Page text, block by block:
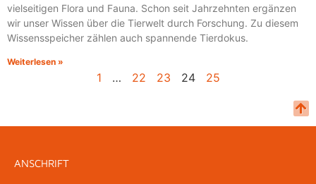
vielseitigen Flora und Fauna. Schon seit Jahrzehnten ergänzen
wir unser Wissen über die Tierwelt durch Forschung. Zu diesem
Wissensspeicher zählen auch spannende Tierdokus.
Weiterlesen »
1 … 22 23 24 25
ANSCHRIFT